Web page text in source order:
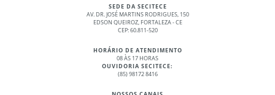
SEDE DA SECITECE
AV. DR. JOSÉ MARTINS RODRIGUES, 150
EDSON QUEIROZ, FORTALEZA - CE
CEP: 60.811-520
HORÁRIO DE ATENDIMENTO
08 ÀS 17 HORAS
OUVIDORIA SECITECE:
(85) 98172 8416